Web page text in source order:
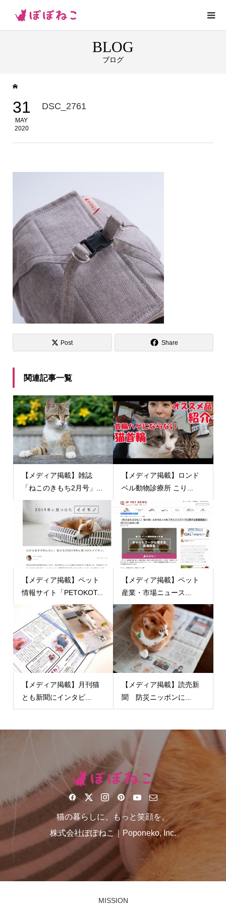
BLOG
ブログ
31
MAY
2020
DSC_2761
Post Share
関連記事一覧
【メディア掲載】雑誌
「ねこのきもち2月号」...
【メディア掲載】ロンド
ベル動物診療所 こり...
【メディア掲載】ペット
情報サイト「PETOKOT...
【メディア掲載】ペット
産業・市場ニュース...
【メディア掲載】月刊猫
とも新聞にインタビ...
【メディア掲載】読売新
聞 防災ニッポンに...
猫の暮らしに、もっと笑顔を。
株式会社ぽぽねこ｜Poponeko, Inc.
MISSION